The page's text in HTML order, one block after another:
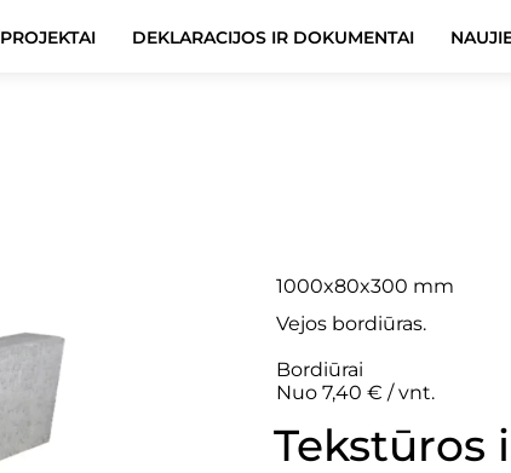
PROJEKTAI DEKLARACIJOS IR DOKUMENTAI
1000x80x300 mm
Vejos bordiūras.
Bordiūrai
Nuo 7,40 € / vnt.
Tekstūros